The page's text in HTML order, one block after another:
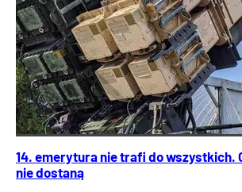
14. emerytura nie trafi do wszystkich.
nie dostaną